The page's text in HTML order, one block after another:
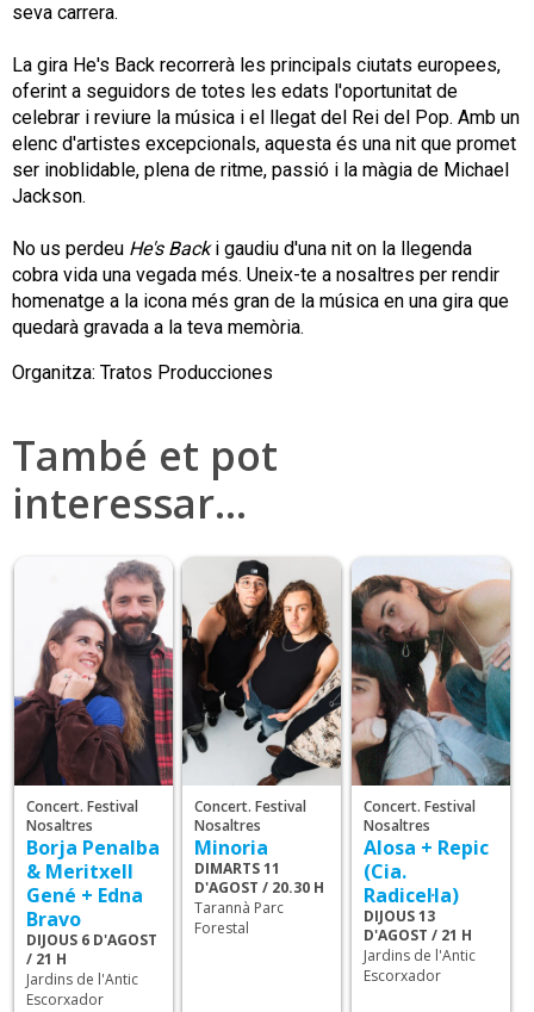
seva carrera.
La gira He's Back recorrerà les principals ciutats europees,
oferint a seguidors de totes les edats l'oportunitat de
celebrar i reviure la música i el llegat del Rei del Pop. Amb un
elenc d'artistes excepcionals, aquesta és una nit que promet
ser inoblidable, plena de ritme, passió i la màgia de Michael
Jackson.
No us perdeu He's Backi gaudiu d'una nit on la llegenda
cobra vida una vegada més. Uneix-te a nosaltres per rendir
homenatge a la icona més gran de la música en una gira que
quedarà gravada a la teva memòria.
Organitza: Tratos Producciones
També et pot
interessar…
Concert. Festival
Nosaltres
Borja Penalba
& Meritxell
Gené + Edna
Bravo
DIJOUS 6 D'AGOST
/ 21 H
Jardins de l'Antic
Escorxador
Concert. Festival
Nosaltres
Minoria
DIMARTS 11
D'AGOST / 20.30 H
Tarannà Parc
Forestal
Concert. Festival
Nosaltres
Alosa + Repic
(Cia.
Radicel·la)
DIJOUS 13
D'AGOST / 21 H
Jardins de l'Antic
Escorxador